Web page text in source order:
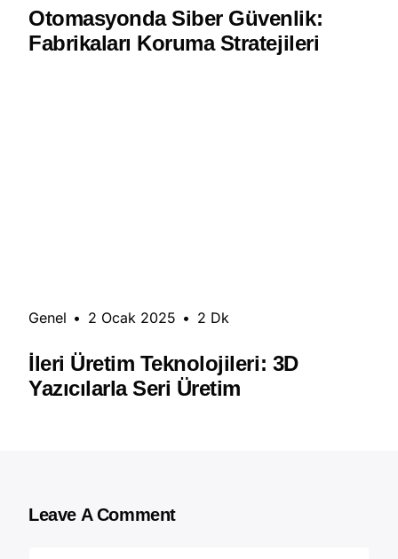
Otomasyonda Siber Güvenlik:
Fabrikaları Koruma Stratejileri
Genel • 2 Ocak 2025 • 2 Dk
İleri Üretim Teknolojileri: 3D
Yazıcılarla Seri Üretim
Leave A Comment